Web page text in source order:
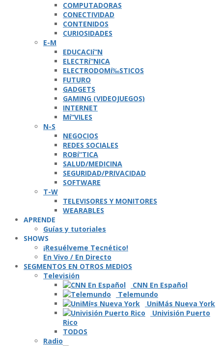
COMPUTADORAS
CONECTIVIDAD
CONTENIDOS
CURIOSIDADES
E-M
EDUCACIí“N
ELECTRí“NICA
ELECTRODOMí‰STICOS
FUTURO
GADGETS
GAMING (VIDEOJUEGOS)
INTERNET
Mí“VILES
N-S
NEGOCIOS
REDES SOCIALES
ROBí“TICA
SALUD/MEDICINA
SEGURIDAD/PRIVACIDAD
SOFTWARE
T-W
TELEVISORES Y MONITORES
WEARABLES
APRENDE
Guí­as y tutoriales
SHOWS
¡Resuélveme Tecnético!
En Vivo / En Directo
SEGMENTOS EN OTROS MEDIOS
Televisión
CNN En Español
Telemundo
UniMás Nueva York
Univisión Puerto
Rico
TODOS
Radio